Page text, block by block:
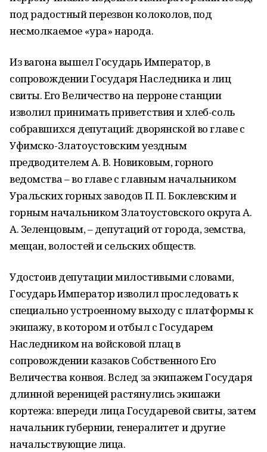
под радостный перезвон колоколов, под
несмолкаемое «ура» народа.
Из вагона вышел Государь Император, в
сопровождении Государя Наследника и лиц
свиты. Его Величество на перроне станции
изволил принимать приветствия и хлеб-соль
собравшихся депутаций: дворянской во главе с
Уфимско-Златоустовским уездным
предводителем А. В. Новиковым, горного
ведомства – во главе с главным начальником
Уральских горных заводов П. П. Боклевским и
горным начальником Златоустовского округа А.
А. Зеленцовым, – депутаций от города, земства,
мещан, волостей и сельских обществ.
Удостоив депутации милостивыми словами,
Государь Император изволил проследовать к
специально устроенному выходу с платформы к
экипажу, в котором и отбыл с Государем
Наследником на войсковой плац в
сопровождении казаков Собственного Его
Величества конвоя. Вслед за экипажем Государя
длинной вереницей растянулись экипажи
кортежа: впереди лица Государевой свиты, затем
начальник губернии, генералитет и другие
начальствующие лица.